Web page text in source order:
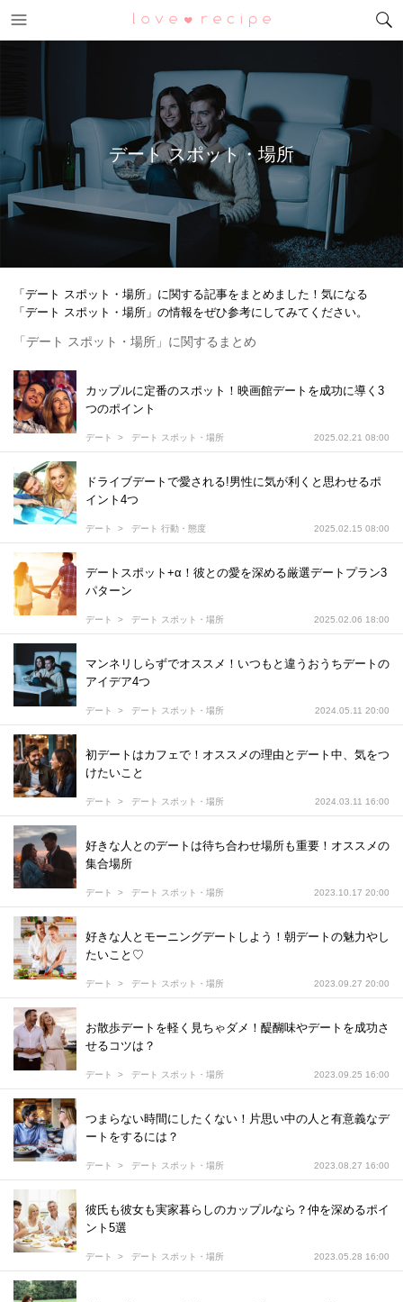
恋愛レシピ
デート スポット・場所
「デート スポット・場所」に関する記事をまとめました！気になる
「デート スポット・場所」の情報をぜひ参考にしてみてください。
「デート スポット・場所」に関するまとめ
カップルに定番のスポット！映画館デートを成功に導く3
つのポイント
デート デート スポット・場所 2025.02.21 08:00
ドライブデートで愛される!男性に気が利くと思わせるポ
イント4つ
デート デート 行動・態度 2025.02.15 08:00
デートスポット+α！彼との愛を深める厳選デートプラン3
パターン
デート デート スポット・場所 2025.02.06 18:00
マンネリしらずでオススメ！いつもと違うおうちデートの
アイデア4つ
デート デート スポット・場所 2024.05.11 20:00
初デートはカフェで！オススメの理由とデート中、気をつ
けたいこと
デート デート スポット・場所 2024.03.11 16:00
好きな人とのデートは待ち合わせ場所も重要！オススメの
集合場所
デート デート スポット・場所 2023.10.17 20:00
好きな人とモーニングデートしよう！朝デートの魅力やし
たいこと♡
デート デート スポット・場所 2023.09.27 20:00
お散歩デートを軽く見ちゃダメ！醍醐味やデートを成功さ
せるコツは？
デート デート スポット・場所 2023.09.25 16:00
つまらない時間にしたくない！片思い中の人と有意義なデ
ートをするには？
デート デート スポット・場所 2023.08.27 16:00
彼氏も彼女も実家暮らしのカップルなら？仲を深めるポイ
ント5選
デート デート スポット・場所 2023.05.28 16:00